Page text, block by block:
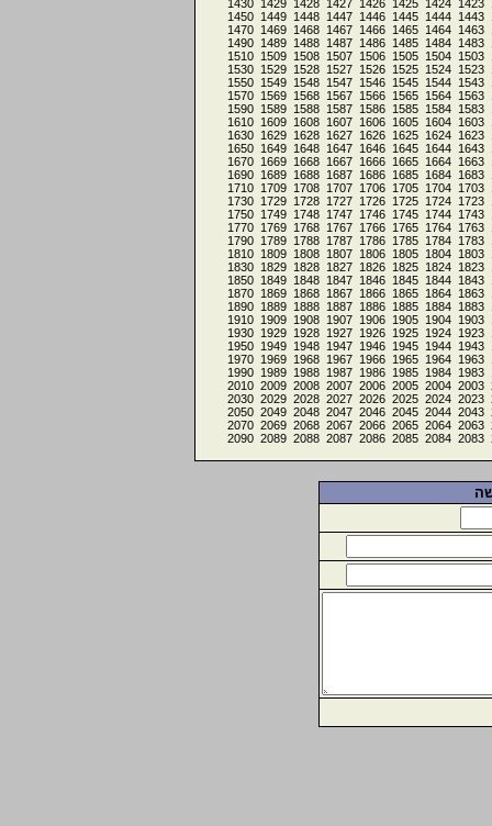
1423
1424
1425
1426
1427
1428
1429
1430
1443
1444
1445
1446
1447
1448
1449
1450
1463
1464
1465
1466
1467
1468
1469
1470
1483
1484
1485
1486
1487
1488
1489
1490
1503
1504
1505
1506
1507
1508
1509
1510
1523
1524
1525
1526
1527
1528
1529
1530
1543
1544
1545
1546
1547
1548
1549
1550
1563
1564
1565
1566
1567
1568
1569
1570
1583
1584
1585
1586
1587
1588
1589
1590
1603
1604
1605
1606
1607
1608
1609
1610
1623
1624
1625
1626
1627
1628
1629
1630
1643
1644
1645
1646
1647
1648
1649
1650
1663
1664
1665
1666
1667
1668
1669
1670
1683
1684
1685
1686
1687
1688
1689
1690
1703
1704
1705
1706
1707
1708
1709
1710
1723
1724
1725
1726
1727
1728
1729
1730
1743
1744
1745
1746
1747
1748
1749
1750
1763
1764
1765
1766
1767
1768
1769
1770
1783
1784
1785
1786
1787
1788
1789
1790
1803
1804
1805
1806
1807
1808
1809
1810
1823
1824
1825
1826
1827
1828
1829
1830
1843
1844
1845
1846
1847
1848
1849
1850
1863
1864
1865
1866
1867
1868
1869
1870
1883
1884
1885
1886
1887
1888
1889
1890
1903
1904
1905
1906
1907
1908
1909
1910
1923
1924
1925
1926
1927
1928
1929
1930
1943
1944
1945
1946
1947
1948
1949
1950
1963
1964
1965
1966
1967
1968
1969
1970
1983
1984
1985
1986
1987
1988
1989
1990
2003
2004
2005
2006
2007
2008
2009
2010
2023
2024
2025
2026
2027
2028
2029
2030
2043
2044
2045
2046
2047
2048
2049
2050
2063
2064
2065
2066
2067
2068
2069
2070
2083
2084
2085
2086
2087
2088
2089
2090